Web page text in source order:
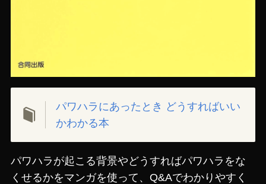
パワハラにあったとき どうすればいい
かわかる本
パワハラが起こる背景やどうすればパワハラをな
くせるかをマンガを使って、Q&Aでわかりやすく